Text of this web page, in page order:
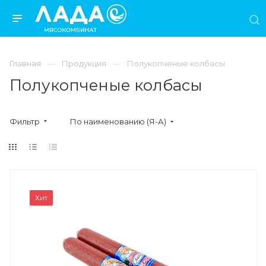
Главная Продукция Полукопченые колбасы
Полукопченые колбасы
Фильтр По наименованию (Я-А)
Хит